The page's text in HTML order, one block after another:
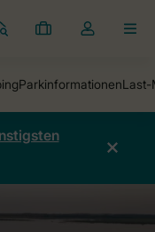
Meine
Dropdown-
öffnen